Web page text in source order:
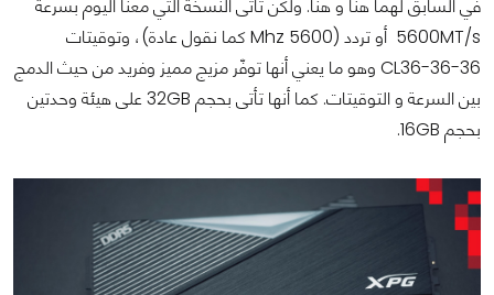
في السابق لهما هنا و هنا. ولكن تأتى النسخة التي معنا اليوم بسرعة
5600MT/s أو تردد (5600 Mhz كما نقول عادة)، وتوقيتات
CL36-36-36 وهو ما يعني أنها توفّر مزيج مميز وفريد من حيث الدمج
بين السرعة و التوقيتات. كما أنها تأتى بحجم 32GB على هيئة وحدتين
بحجم 16GB.